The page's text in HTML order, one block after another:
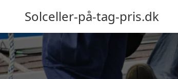
Solceller-på-tag-pris.dk